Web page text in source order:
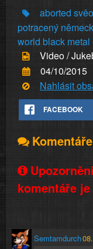
aborted
potracený
world black metal
Video /
04/10/2015
Nahlásit
FACEBOOK
Komentáře
komentáře
Semtamdurch